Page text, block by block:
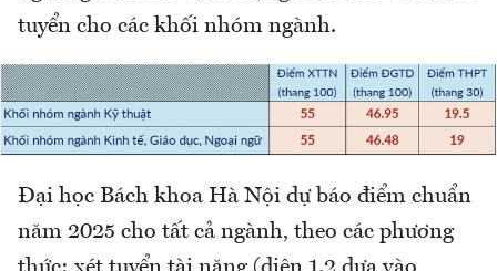
tuyển cho các khối nhóm ngành.
Đại học Bách khoa Hà Nội dự báo điểm chuẩn
năm 2025 cho tất cả ngành, theo các phương